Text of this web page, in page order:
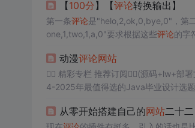
【100分】【评论转换输出】
第一条评论是"helo,2,ok,0,bye,0"，第
one,1,two,1,a,0"要求根据这些评论的字
了根评论外，每个评论
动漫评论网站
👇🏻 精彩专栏 推荐订阅👇🏻(源码+lw+
4-2025年最值得选的Java毕业设计选
从零开始搭建自己的网站二十二